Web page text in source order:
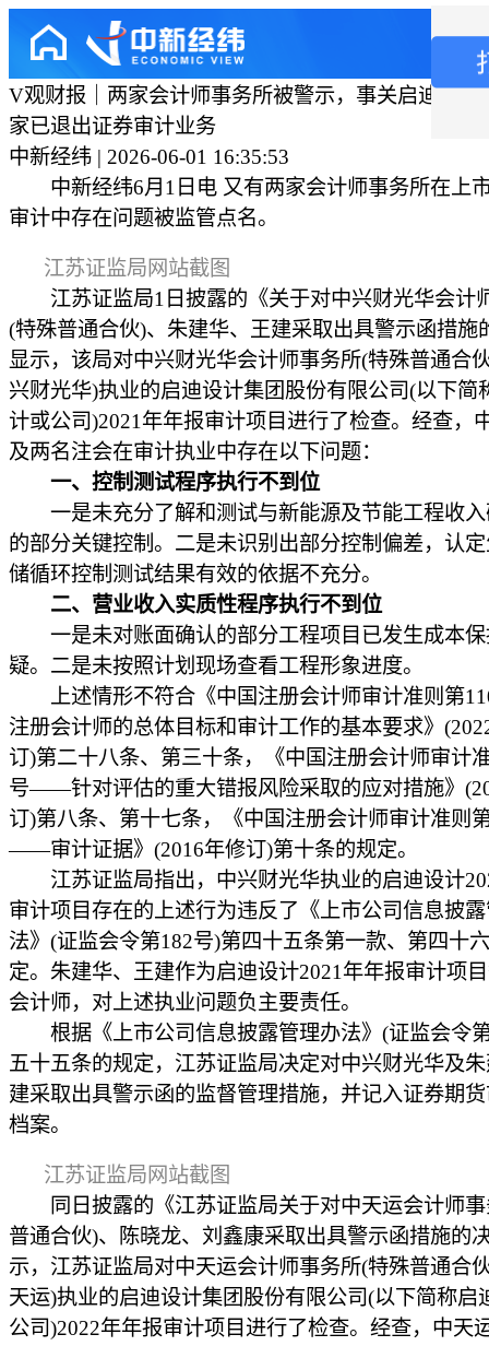
V观财报｜两家会计师事务所被警示，事关启迪设计
家已退出证券审计业务
中新经纬 | 2026-06-01 16:35:53
中新经纬6月1日电 又有两家会计师事务所在上
审计中存在问题被监管点名。
江苏证监局网站截图
江苏证监局1日披露的《关于对中兴财光华会计
(特殊普通合伙)、朱建华、王建采取出具警示函措施
显示，该局对中兴财光华会计师事务所(特殊普通合
兴财光华)执业的启迪设计集团股份有限公司(以下简
计或公司)2021年年报审计项目进行了检查。经查，
及两名注会在审计执业中存在以下问题：
一、控制测试程序执行不到位
一是未充分了解和测试与新能源及节能工程收入
的部分关键控制。二是未识别出部分控制偏差，认
储循环控制测试结果有效的依据不充分。
二、营业收入实质性程序执行不到位
一是未对账面确认的部分工程项目已发生成本保
疑。二是未按照计划现场查看工程形象进度。
上述情形不符合《中国注册会计师审计准则第
注册会计师的总体目标和审计工作的基本要求》
订)第二十八条、第三十条，《中国注册会计师审计
号——针对评估的重大错报风险采取的应对措施》
订)第八条、第十七条，《中国注册会计师审计准则
——审计证据》(2016年修订)第十条的规定。
江苏证监局指出，中兴财光华执业的启迪设计
审计项目存在的上述行为违反了《上市公司信息披
法》(证监会令第182号)第四十五条第一款、第四十
定。朱建华、王建作为启迪设计2021年年报审计项
会计师，对上述执业问题负主要责任。
根据《上市公司信息披露管理办法》(证监会令
五十五条的规定，江苏证监局决定对中兴财光华及
建采取出具警示函的监督管理措施，并记入证券期
档案。
江苏证监局网站截图
同日披露的《江苏证监局关于对中天运会计师事
普通合伙)、陈晓龙、刘鑫康采取出具警示函措施的
示，江苏证监局对中天运会计师事务所(特殊普通合
天运)执业的启迪设计集团股份有限公司(以下简称启
公司)2022年年报审计项目进行了检查。经查，中天